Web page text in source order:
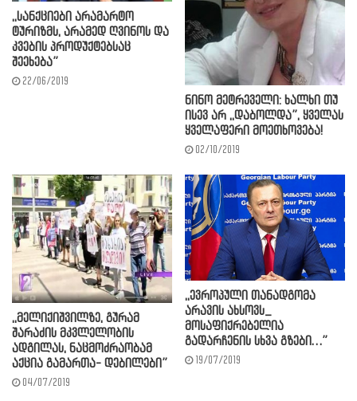
,,სანქციები არამარტო
ტურიზმს, არამედ ღვინოს და
კვების პროდუქტებსაც
შეეხება”
22/06/2019
ნინო მეტრეველი: ხალხი თუ
ისევ არ ,,დაბოლდა”, ყველას
ყველაფერი მოეთხოვება!
02/10/2019
,,მელიქიშვილზე, გურამ
შარაძის მკვლელობის
ადგილას, ნაცმოძრაობამ
აქცია გამართა- დებილები”
04/07/2019
,,ევროპული თანადგომა
არავის ახსოვს_
მოსაფიქრებელია
გადარჩენის სხვა გზები…”
19/07/2019